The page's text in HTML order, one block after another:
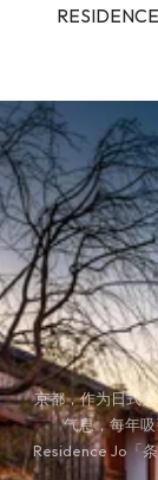
京都，作为日式
气息，每年
Residence Jo「